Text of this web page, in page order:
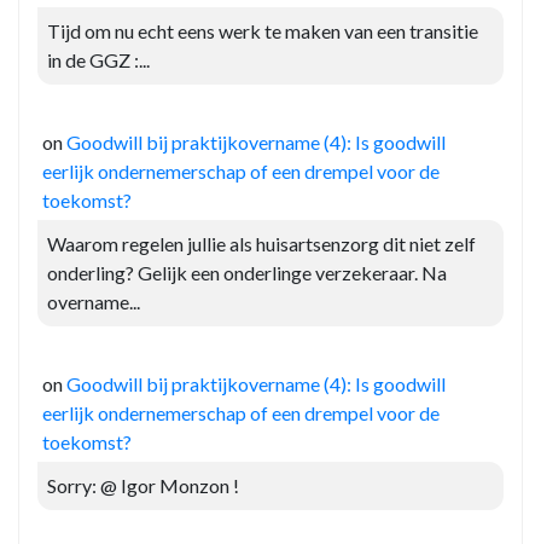
Tijd om nu echt eens werk te maken van een transitie
in de GGZ :...
onGoodwill bij praktijkovername (4): Is goodwill
eerlijk ondernemerschap of een drempel voor de
toekomst?
Waarom regelen jullie als huisartsenzorg dit niet zelf
onderling? Gelijk een onderlinge verzekeraar. Na
overname...
onGoodwill bij praktijkovername (4): Is goodwill
eerlijk ondernemerschap of een drempel voor de
toekomst?
Sorry: @ Igor Monzon !